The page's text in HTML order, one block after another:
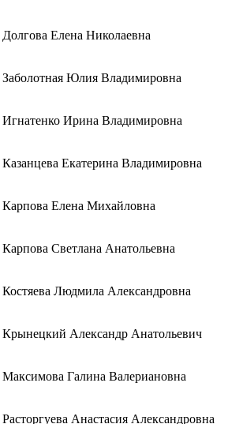
Долгова Елена Николаевна
Заболотная Юлия Владимировна
Игнатенко Ирина Владимировна
Казанцева Екатерина Владимировна
Карпова Елена Михайловна
Карпова Светлана Анатольевна
Костяева Людмила Александровна
Крынецкий Александр Анатольевич
Максимова Галина Валериановна
Расторгуева Анастасия Александровна